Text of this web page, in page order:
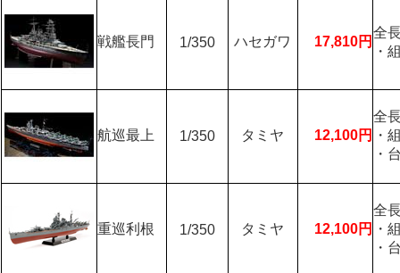
戦艦長門 1/350 ハセガワ 17,810円
全
・
航巡最上 1/350 タミヤ 12,100円
全
・
・
重巡利根 1/350 タミヤ 12,100円
全
・
・